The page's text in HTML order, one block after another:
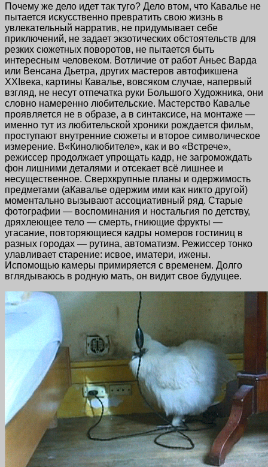
Почему же дело идет так туго? Дело втом, что Кавалье не
пытается искусственно превратить свою жизнь в
увлекательный нарратив, не придумывает себе
приключений, не задает экзотических обстоятельств для
резких сюжетных поворотов, не пытается быть
интересным человеком. Вотличие от работ Аньес Варда
или Венсана Дьетра, других мастеров автофикшена
XXIвека, картины Кавалье, вовсяком случае, напервый
взгляд, не несут отпечатка руки Большого Художника, они
словно намеренно любительские. Мастерство Кавалье
проявляется не в образе, а в синтаксисе, на монтаже —
именно тут из любительской хроники рождается фильм,
проступают внутренние сюжеты и второе символическое
измерение. В«Кинолюбителе», как и во «Встрече»,
режиссер продолжает упрощать кадр, не загромождать
фон лишними деталями и отсекает всё лишнее и
несущественное. Сверхкрупные планы и одержимость
предметами (аКавалье одержим ими как никто другой)
моментально вызывают ассоциативный ряд. Старые
фотографии — воспоминания и ностальгия по детству,
дряхлеющее тело — смерть, гниющие фрукты —
угасание, повторяющиеся кадры номеров гостиниц в
разных городах — рутина, автоматизм. Режиссер тонко
улавливает старение: исвое, иматери, ижены.
Испомощью камеры примиряется с временем. Долго
вглядываюсь в родную мать, он видит свое будущее.